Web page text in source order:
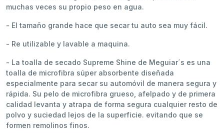
muchas veces su propio peso en agua.
- El tamaño grande hace que secar tu auto sea muy fácil.
- Re utilizable y lavable a maquina.
- La toalla de secado Supreme Shine de Meguiar´s es una
toalla de microfibra súper absorbente diseñada
especialmente para secar su automóvil de manera segura y
rápida. Su pelo de microfibra grueso, afelpado y de primera
calidad levanta y atrapa de forma segura cualquier resto de
polvo y suciedad lejos de la superficie. evitando que se
formen remolinos finos.